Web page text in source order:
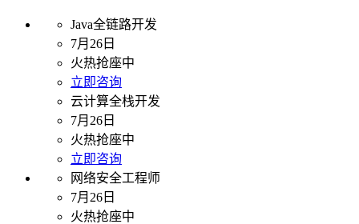
Java全链路开发
7月26日
火热抢座中
立即咨询
云计算全栈开发
7月26日
火热抢座中
立即咨询
网络安全工程师
7月26日
火热抢座中